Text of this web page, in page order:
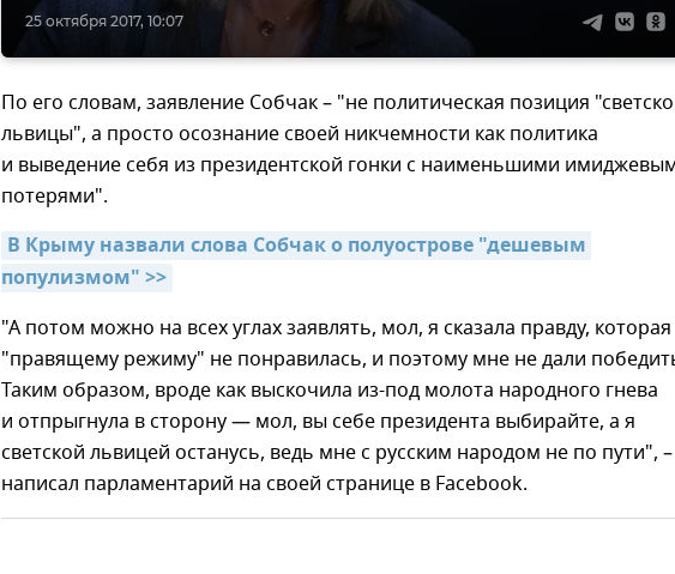
25 октября 2017, 10:07
По его словам, заявление Собчак – "не политическая позиция
львицы", а просто осознание своей никчемности как политика
и выведение себя из президентской гонки с наименьшими
потерями".
В Крыму назвали слова Собчак о полуострове "дешевым
популизмом" >>
"А потом можно на всех углах заявлять, мол, я сказала правду, которая
"правящему режиму" не понравилась, и поэтому мне не дали
Таким образом, вроде как выскочила из-под молота народного гнева
и отпрыгнула в сторону — мол, вы себе президента выбирайте, а я
светской львицей останусь, ведь мне с русским народом не по пути", –
написал парламентарий на своей странице в Facebook.